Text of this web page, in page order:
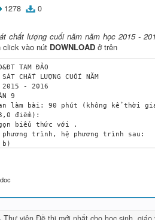
1278 0
chất lượng cuối năm năm học 2015 -
click vào nút DOWNLOAD ở trên
TAM ĐẢO
CHẤT LƯỢNG CUỐI NĂM
2015 - 2016
9
làm bài: 90 phút (không kể thời
điểm):
biểu thức với .
trình, hệ phương trình sau:
để phương trình có hai nghiệm x1,
A ở ngoài đường tròn (O) kẻ hai
tiếp;	b) AB2 = AD. AE.	c) BD. CE = CD. BE.